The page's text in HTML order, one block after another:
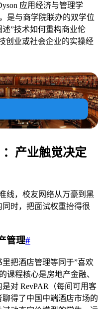
应用经济与管理学
是与商学院联办的双学位
”技术如何重构商业伦
创业或社会企业的实操经
产业触觉决定
线，校友网络从万豪到黑
时，把面试权重抬得很
管理#
把酒店管理等同于”喜欢
课程核心是房地产金融、
对 RevPAR（每间可用客
得了中国中端酒店市场的